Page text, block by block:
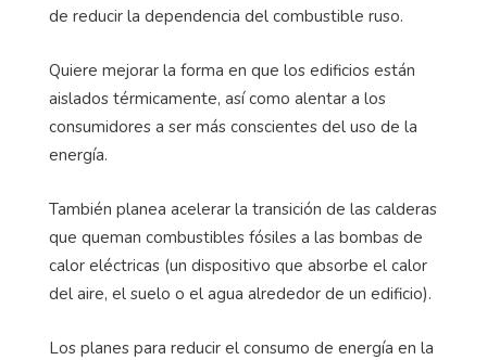
de reducir la dependencia del combustible ruso.
Quiere mejorar la forma en que los edificios están
aislados térmicamente, así como alentar a los
consumidores a ser más conscientes del uso de la
energía.
También planea acelerar la transición de las calderas
que queman combustibles fósiles a las bombas de
calor eléctricas (un dispositivo que absorbe el calor
del aire, el suelo o el agua alrededor de un edificio).
Los planes para reducir el consumo de energía en la